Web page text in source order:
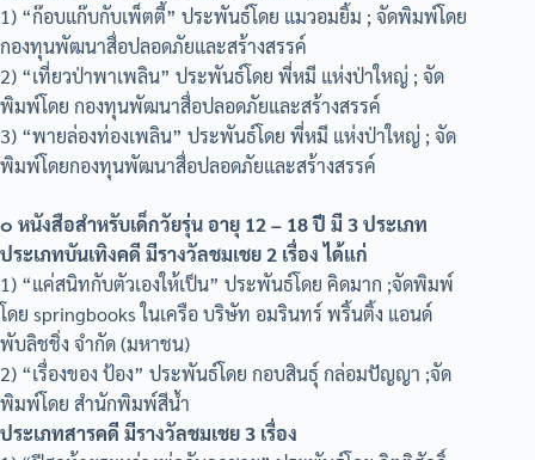
1) “ก๊อบแก๊บกับเพ็ตตี้” ประพันธ์โดย แมวอมยิ้ม ; จัดพิมพ์โดย
กองทุนพัฒนาสื่อปลอดภัยและสร้างสรรค์
2) “เที่ยวป่าพาเพลิน” ประพันธ์โดย พี่หมี แห่งป่าใหญ่ ; จัด
พิมพ์โดย กองทุนพัฒนาสื่อปลอดภัยและสร้างสรรค์
3) “พายล่องท่องเพลิน” ประพันธ์โดย พี่หมี แห่งป่าใหญ่ ; จัด
พิมพ์โดยกองทุนพัฒนาสื่อปลอดภัยและสร้างสรรค์
๐ หนังสือสำหรับเด็กวัยรุ่น อายุ 12 – 18 ปี มี 3 ประเภท
ประเภทบันเทิงคดี มีรางวัลชมเชย 2 เรื่อง ได้แก่
1) “แค่สนิทกับตัวเองให้เป็น” ประพันธ์โดย คิดมาก ;จัดพิมพ์
โดย springbooks ในเครือ บริษัท อมรินทร์ พริ้นติ้ง แอนด์
พับลิชชิ่ง จำกัด (มหาชน)
2) “เรื่องของ ป้อง” ประพันธ์โดย กอบสินธุ์ กล่อมปัญญา ;จัด
พิมพ์โดย สำนักพิมพ์สีน้ำ
ประเภทสารคดี มีรางวัลชมเชย 3 เรื่อง